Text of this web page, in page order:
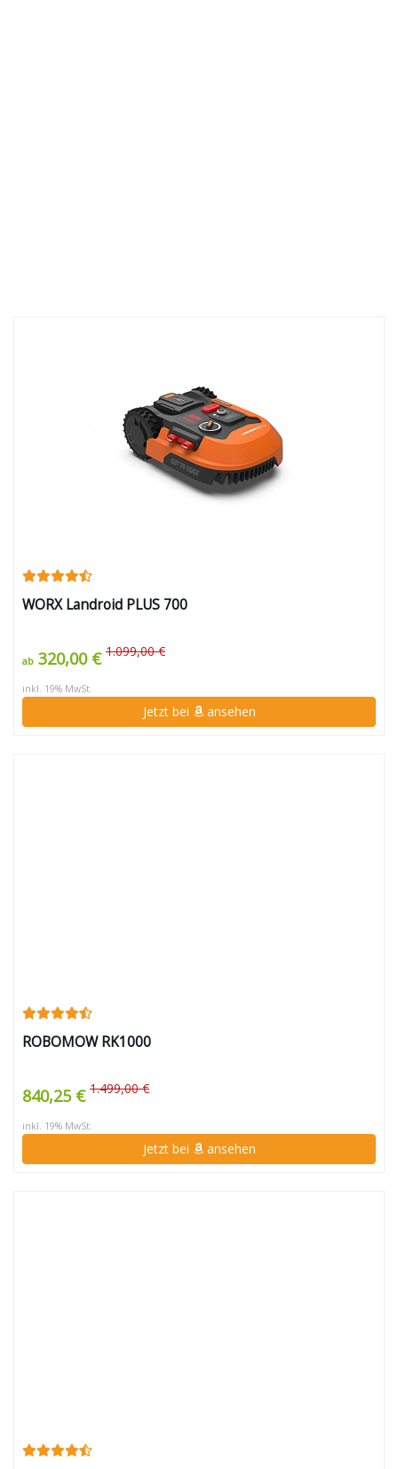
WORX Landroid PLUS 700
ab 320,00 € 1.099,00 €
inkl. 19% MwSt.
Jetzt bei ansehen
ROBOMOW RK1000
840,25 € 1.499,00 €
inkl. 19% MwSt.
Jetzt bei ansehen